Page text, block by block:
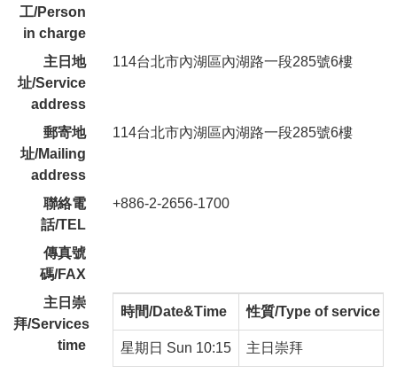
工/Person
in charge
主日地
址/Service
address
114台北市內湖區內湖路一段285號6樓
郵寄地
址/Mailing
address
114台北市內湖區內湖路一段285號6樓
聯絡電
話/TEL
+886-2-2656-1700
傳真號
碼/FAX
主日崇
拜/Services
time
時間/Date&Time 性質/Type of service
星期日 Sun 10:15 主日崇拜